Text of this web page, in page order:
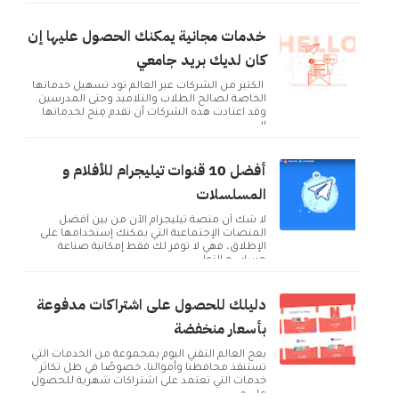
خدمات مجانية يمكنك الحصول عليها إن
كان لديك بريد جامعي
الكثير من الشركات عبر العالم تود تسهيل خدماتها
الخاصة لصالح الطلاب والتلاميذ وحتى المدرسين.
وقد اعتادت هذه الشركات أن تقدم مِنح لخدماتها
ال...
أفضل 10 قنوات تيليجرام للأفلام و
المسلسلات
لا شك أن منصة تيليجرام الآن من بين أفضل
المنصات الإجتماعية التي يمكنك إستخدامها على
الإطلاق، فهي لا توفر لك فقط إمكانية صناعة
حساب و التوا...
دليلك للحصول على اشتراكات مدفوعة
بأسعار منخفضة
يعج العالم التقني اليوم بمجموعة من الخدمات التي
تستنفذ محافظنا وأموالنا، خصوصًا في ظل تكاثر
خدمات التي تعتمد على اشتراكات شهرية للحصول
على م...